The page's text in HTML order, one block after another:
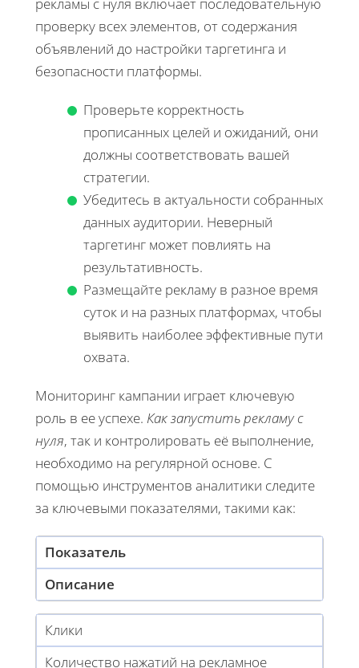
проверку всех элементов, от содержания
объявлений до настройки таргетинга и
безопасности платформы.
Проверьте корректность
прописанных целей и ожиданий, они
должны соответствовать вашей
стратегии.
Убедитесь в актуальности собранных
данных аудитории. Неверный
таргетинг может повлиять на
результативность.
Размещайте рекламу в разное время
суток и на разных платформах, чтобы
выявить наиболее эффективные пути
охвата.
Мониторинг кампании играет ключевую
роль в ее успехе. Как запустить рекламу с
нуля, так и контролировать её выполнение,
необходимо на регулярной основе. С
помощью инструментов аналитики следите
за ключевыми показателями, такими как:
Показатель
Описание
Клики
Количество нажатий на рекламное